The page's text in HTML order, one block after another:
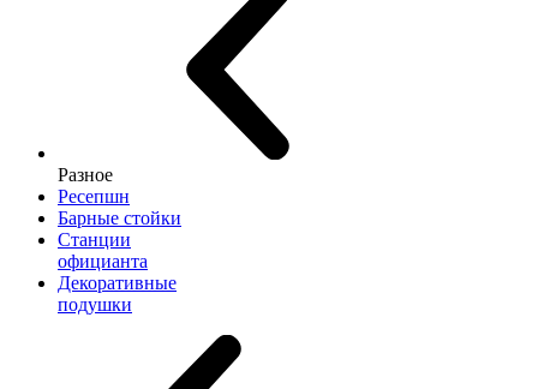
Разное
Ресепшн
Барные стойки
Станции
официанта
Декоративные
подушки